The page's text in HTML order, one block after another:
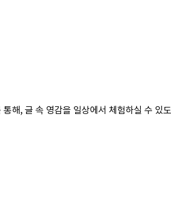
해, 글 속 영감을 일상에서 체험하실 수 있